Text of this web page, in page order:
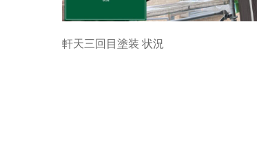
軒天三回目塗装 状況